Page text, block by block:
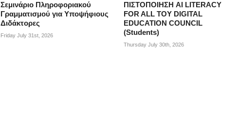
Σεμινάριο Πληροφοριακού
Γραμματισμού για Υποψήφιους
Διδάκτορες
Friday July 31st, 2026
ΠΙΣΤΟΠΟΙΗΣΗ AI LITERACY
FOR ALL ΤΟΥ DIGITAL
EDUCATION COUNCIL
(Students)
Thursday July 30th, 2026